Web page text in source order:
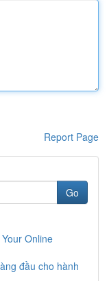
Report Page
Go
Online
đầu cho hành